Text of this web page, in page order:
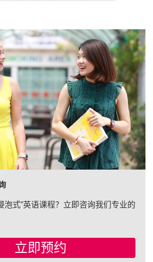
泡式”英语课程？立即咨询我们专业的
立即预约